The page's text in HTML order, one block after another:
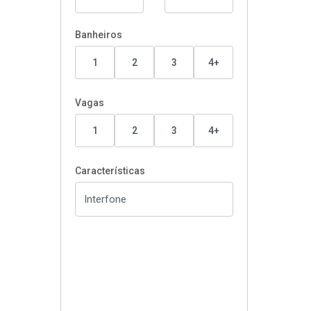
Banheiros
1 2 3 4+
Vagas
1 2 3 4+
Características